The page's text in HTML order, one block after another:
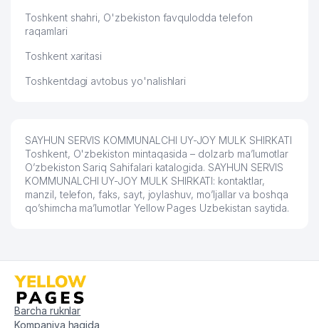
Toshkent shahri, O'zbekiston favqulodda telefon
raqamlari
Toshkent xaritasi
Toshkentdagi avtobus yo'nalishlari
SAYHUN SERVIS KOMMUNALCHI UY-JOY MULK SHIRKATI
Toshkent, O'zbekiston mintaqasida – dolzarb ma’lumotlar
O’zbekiston Sariq Sahifalari katalogida. SAYHUN SERVIS
KOMMUNALCHI UY-JOY MULK SHIRKATI: kontaktlar,
manzil, telefon, faks, sayt, joylashuv, mo’ljallar va boshqa
qo’shimcha ma’lumotlar Yellow Pages Uzbekistan saytida.
Barcha ruknlar
Kompaniya haqida